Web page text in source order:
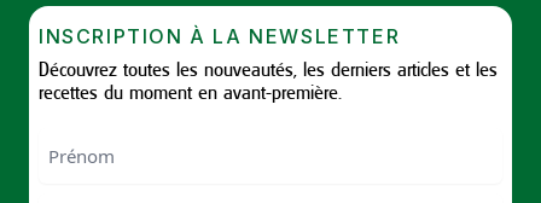
INSCRIPTION À LA NEWSLETTER
Découvrez toutes les nouveautés, les derniers articles et les
recettes du moment en avant-première.